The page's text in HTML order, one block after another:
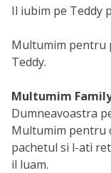
Il iubim pe Teddy
Multumim pentru
Teddy.
Multumim
Dumneavoastra
Multumim pentru
pachetul si l-ati
il luam.